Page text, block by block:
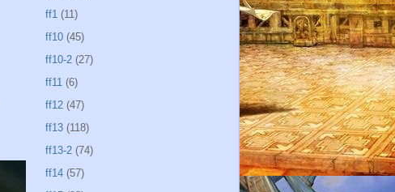
ff1 (11)
ff10 (45)
ff10-2 (27)
ff11 (6)
ff12 (47)
ff13 (118)
ff13-2 (74)
ff14 (57)